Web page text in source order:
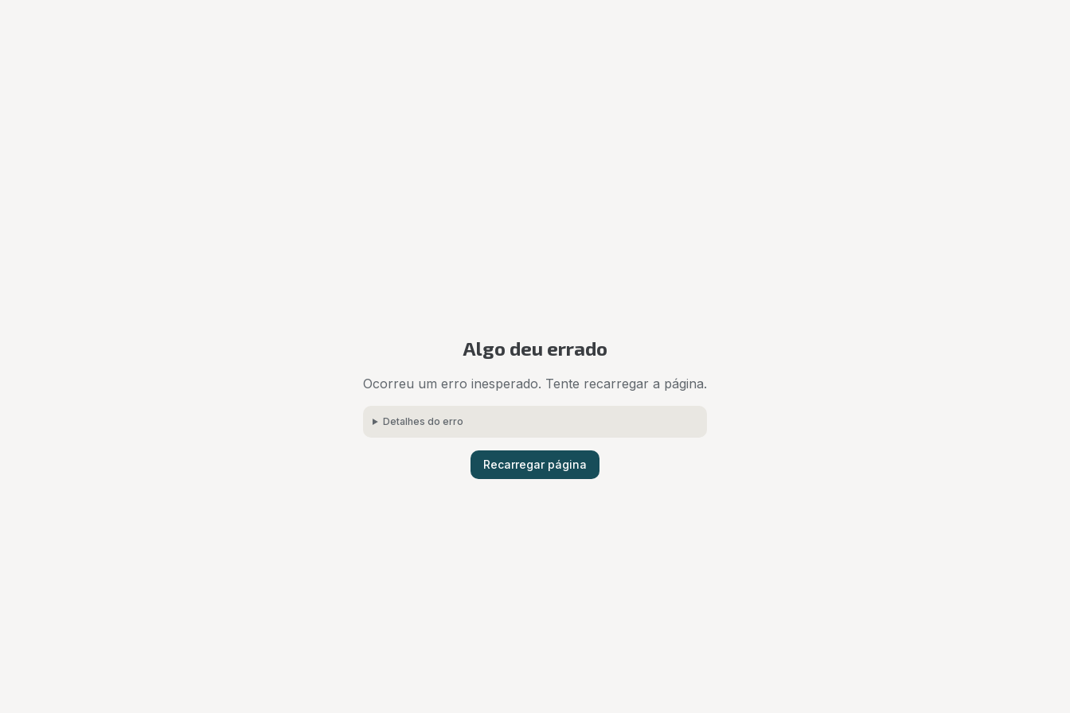
Algo deu errado
Ocorreu um erro inesperado. Tente recarregar a página.
Detalhes do erro
Recarregar página